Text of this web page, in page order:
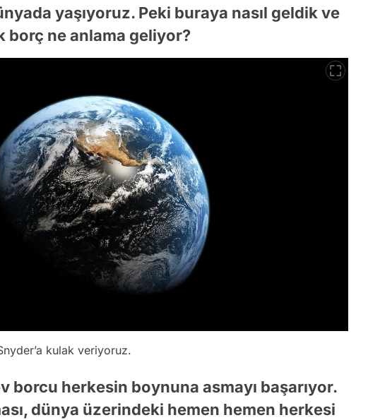
yaşıyoruz. Peki buraya nasıl geldik ve
borç ne anlama geliyor?
kulak veriyoruz.
borcu herkesin boynuna asmayı başarıyor.
dünya üzerindeki hemen hemen herkesi